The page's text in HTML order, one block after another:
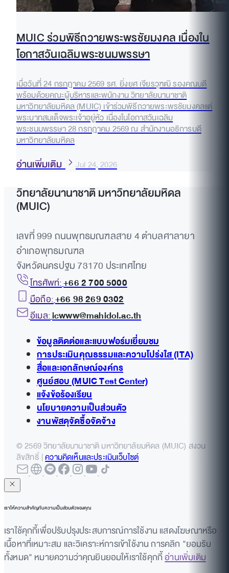
MUIC ร่วมพิธีถวายพระพรชัยมงคล เนื่องใน
โอกาสวันเฉลิมพระชนมพรรษา
เมื่อวันที่ 24 กรกฎาคม 2569 รศ. ยิ่งยศ เจียรวุฑฒิ รองคณบดี
พร้อมด้วยคณะผู้บริหารและพนักงาน วิทยาลัยนานาชาติ
มหาวิทยาลัยมหิดล (MUIC) เข้าร่วมพิธีถวายพระพรชัยมงคลแด่
พระบาทสมเด็จพระเจ้าอยู่หัว เนื่องในโอกาสวันเฉลิม
พระชนมพรรษา 28 กรกฎาคม 2569 ณ สำนักงานอธิการบดี
มหาวิทยาลัยมหิดล
อ่านเพิ่มเติม Jul 24, 2026
วิทยาลัยนานาชาติ มหาวิทยาลัยมหิดล
(MUIC)
เลขที่ 999 ถนนพุทธมณฑลสาย 4 ตำบลศาลายา
อำเภอพุทธมณฑล
จังหวัดนครปฐม 73170 ประเทศไทย
โทรศัพท์:+66 2 700 5000
มือถือ:+66 98 269 0302
อีเมล:icwww@mahidol.ac.th
ข้อมูลติดต่อและแบบฟอร์มเยี่ยมชม
การประเมินคุณธรรมและความโปร่งใส (ITA)
สื่อและเอกลักษณ์องค์กร
ศูนย์สอบ (MUIC Test Center)
แจ้งข้อร้องเรียน
นโยบายความเป็นส่วนตัว
งานพัสดุจัดซื้อจัดจ้าง
© 2569 วิทยาลัยนานาชาติ มหาวิทยาลัยมหิดล (MUIC) สงวน
ลิขสิทธิ์ |ความคิดเห็นและประเมินเว็บไซต์
เราให้ความสำคัญกับความเป็นส่วนตัวของคุณ
เราใช้คุกกี้เพื่อปรับปรุงประสบการณ์การใช้งาน แสดงโฆษณาหรือ
เนื้อหาที่เหมาะสม และวิเคราะห์การเข้าใช้งาน การคลิก "ยอมรับ
ทั้งหมด" หมายความว่าคุณยินยอมให้เราใช้คุกกี้อ่านเพิ่มเติม